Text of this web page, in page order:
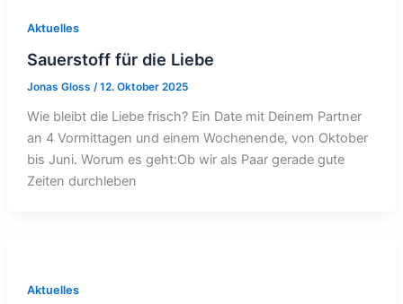
Aktuelles
Sauerstoff für die Liebe
Jonas Gloss /12. Oktober 2025
Wie bleibt die Liebe frisch? Ein Date mit Deinem Partner
an 4 Vormittagen und einem Wochenende, von Oktober
bis Juni. Worum es geht:Ob wir als Paar gerade gute
Zeiten durchleben
Aktuelles